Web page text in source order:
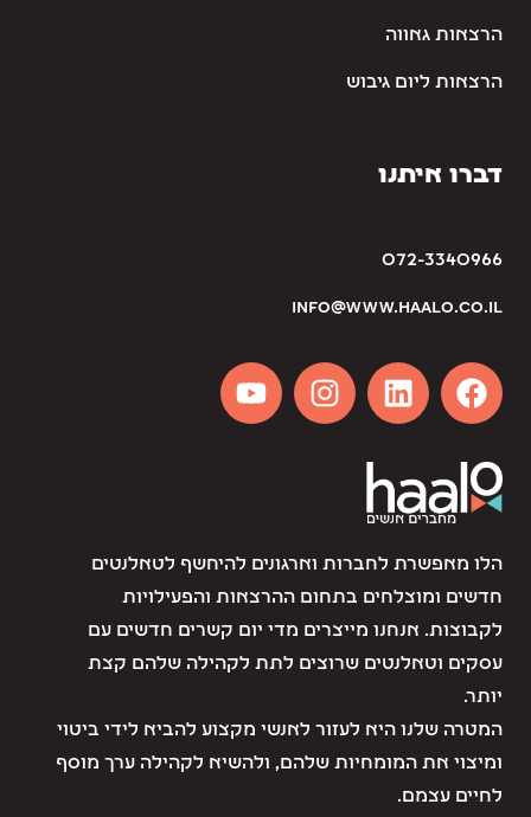
הרצאות גאווה
הרצאות ליום גיבוש
דברו איתנו
072-3340966
info@www.haalo.co.il
הלו מאפשרת לחברות וארגונים להיחשף לטאלנטים
חדשים ומוצלחים בתחום ההרצאות והפעילויות
לקבוצות. אנחנו מייצרים מדי יום קשרים חדשים עם
עסקים וטאלנטים שרוצים לתת לקהילה שלהם קצת
יותר.
המטרה שלנו היא לעזור לאנשי מקצוע להביא לידי ביטוי
ומיצוי את המומחיות שלהם, ולהשיא לקהילה ערך מוסף
לחיים עצמם.